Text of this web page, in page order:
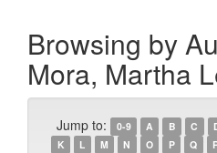
Browsing by
Mora, Martha
Jump to: 0-9 A B C
K
L M N O P Q